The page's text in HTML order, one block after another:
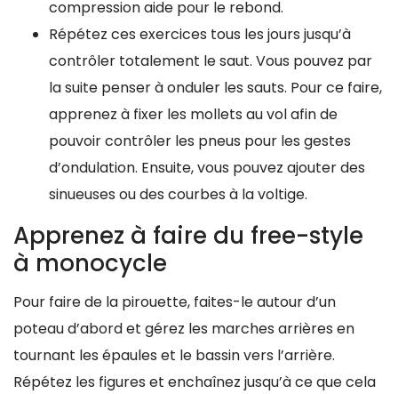
compression aide pour le rebond.
Répétez ces exercices tous les jours jusqu’à
contrôler totalement le saut. Vous pouvez par
la suite penser à onduler les sauts. Pour ce faire,
apprenez à fixer les mollets au vol afin de
pouvoir contrôler les pneus pour les gestes
d’ondulation. Ensuite, vous pouvez ajouter des
sinueuses ou des courbes à la voltige.
Apprenez à faire du free-style
à monocycle
Pour faire de la pirouette, faites-le autour d’un
poteau d’abord et gérez les marches arrières en
tournant les épaules et le bassin vers l’arrière.
Répétez les figures et enchaînez jusqu’à ce que cela